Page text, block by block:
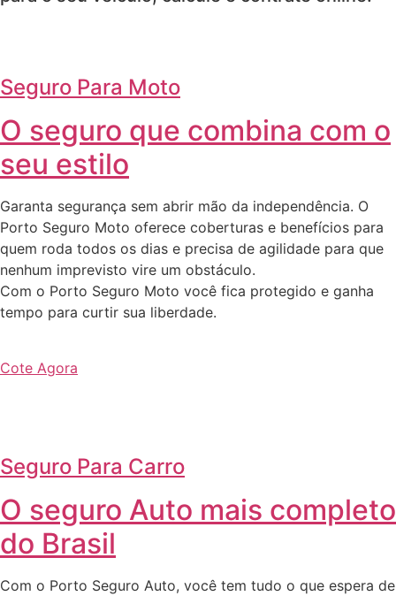
Seguro Para Moto
O seguro que combina com o
seu estilo
Garanta segurança sem abrir mão da independência. O
Porto Seguro Moto oferece coberturas e benefícios para
quem roda todos os dias e precisa de agilidade para que
nenhum imprevisto vire um obstáculo.
Com o Porto Seguro Moto você fica protegido e ganha
tempo para curtir sua liberdade.
Cote Agora
Seguro Para Carro
O seguro Auto mais completo
do Brasil
Com o Porto Seguro Auto, você tem tudo o que espera de